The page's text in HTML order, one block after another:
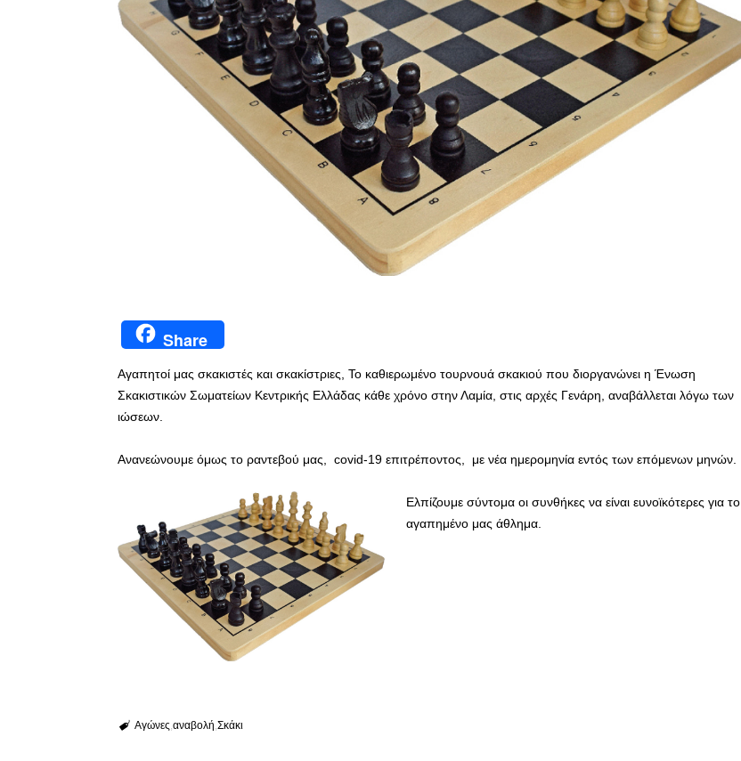
Share
Αγαπητοί μας σκακιστές και σκακίστριες, Το καθιερωμένο τουρνουά σκακιού που διοργανώνει η Ένωση
Σκακιστικών Σωματείων Κεντρικής Ελλάδας κάθε χρόνο στην Λαμία, στις αρχές Γενάρη, αναβάλλεται λόγω των
ιώσεων.
Ανανεώνουμε όμως το ραντεβού μας, covid-19 επιτρέποντος, με νέα ημερομηνία εντός των επόμενων μηνών.
Ελπίζουμε σύντομα οι συνθήκες να είναι ευνοϊκότερες για το
αγαπημένο μας άθλημα.
Αγώνες αναβολή Σκάκι